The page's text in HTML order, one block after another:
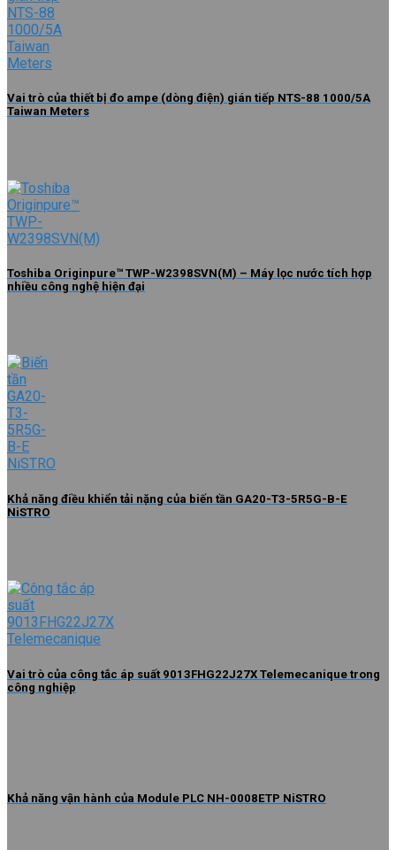
Vai trò của thiết bị đo ampe (dòng điện) gián tiếp NTS-88 1000/5A
Taiwan Meters
Toshiba Originpure™ TWP-W2398SVN(M) – Máy lọc nước tích hợp
nhiều công nghệ hiện đại
Khả năng điều khiển tải nặng của biến tần GA20-T3-5R5G-B-E
NiSTRO
Vai trò của công tắc áp suất 9013FHG22J27X Telemecanique trong
công nghiệp
Khả năng vận hành của Module PLC NH-0008ETP NiSTRO